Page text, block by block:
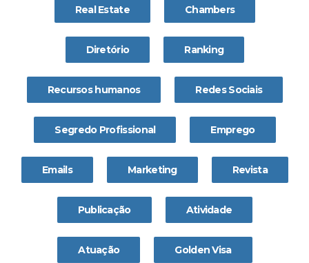
Real Estate Chambers
Diretório Ranking
Recursos humanos Redes Sociais
Segredo Profissional Emprego
Emails Marketing Revista
Publicação Atividade
Atuação Golden Visa